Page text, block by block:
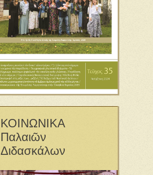
ΚΟΙΝΩΝΙΚΑ
Παλαιῶν
Διδασκάλων